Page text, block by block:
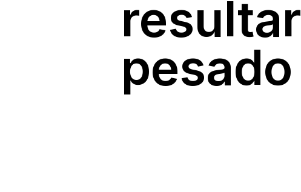
resultar
pesado